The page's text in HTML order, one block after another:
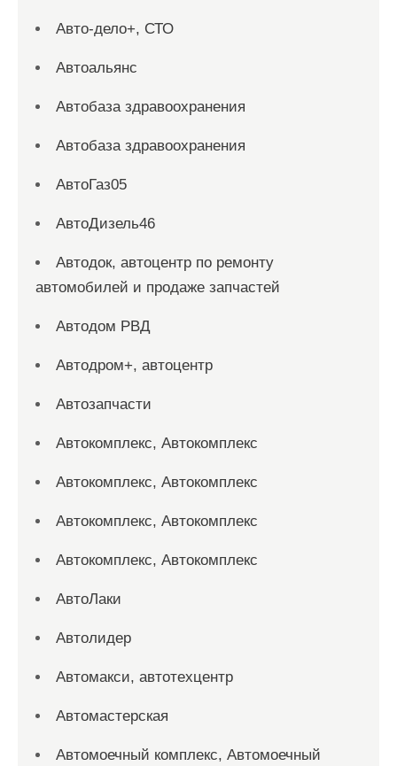
Авто-дело+, СТО
Автоальянс
Автобаза здравоохранения
Автобаза здравоохранения
АвтоГаз05
АвтоДизель46
Автодок, автоцентр по ремонту
автомобилей и продаже запчастей
Автодом РВД
Автодром+, автоцентр
Автозапчасти
Автокомплекс, Автокомплекс
Автокомплекс, Автокомплекс
Автокомплекс, Автокомплекс
Автокомплекс, Автокомплекс
АвтоЛаки
Автолидер
Автомакси, автотехцентр
Автомастерская
Автомоечный комплекс, Автомоечный